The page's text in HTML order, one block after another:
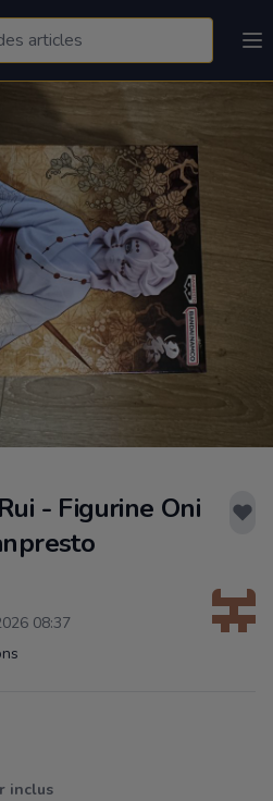
- Figurine Oni
08:37
inclus